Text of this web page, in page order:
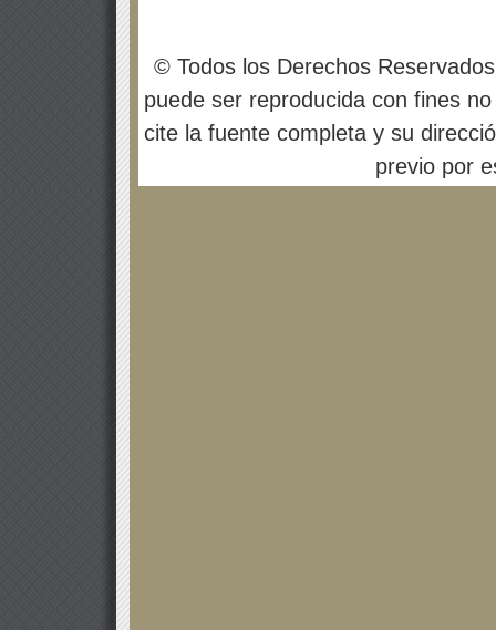
© Todos los Derechos
puede ser reproducida con fines
cite la fuente completa y su
previo por